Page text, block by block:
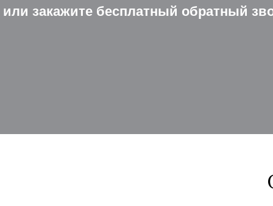
или закажите бесплатный обратный